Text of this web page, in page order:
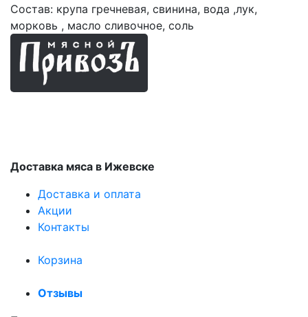
Состав: крупа гречневая, свинина, вода ,лук,
морковь , масло сливочное, соль
Доставка мяса в Ижевске
Доставка и оплата
Акции
Контакты
Корзина
Отзывы